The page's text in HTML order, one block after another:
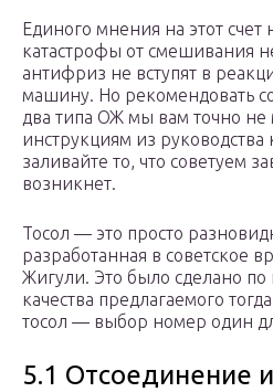
Единого мнения на этот счет
катастрофы от смешивания
антифриз не вступят в
машину. Но рекомендовать
два типа ОЖ мы вам точно
инструкциям из
заливайте то, что советуем
возникнет.
Тосол — это просто
разработанная в советское
Жигули. Это было сделано по
качества предлагаемого
тосол — выбор номер один
5.1 Отсоединение